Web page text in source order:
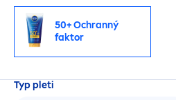
50+ Ochranný
faktor
Typ pleti